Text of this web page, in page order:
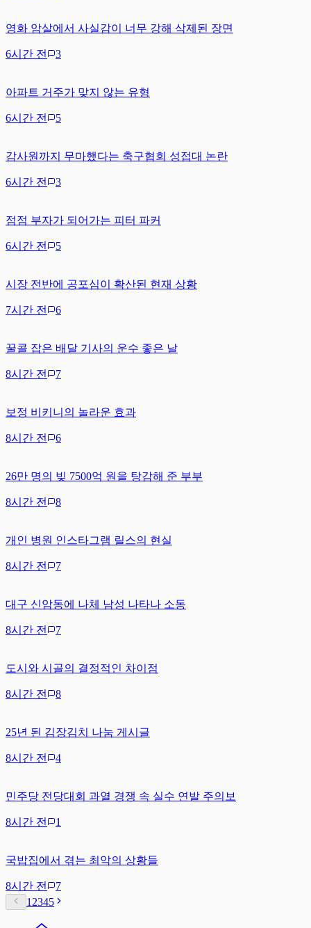
영화 암살에서 사실감이 너무 강해 삭제된 장면
6시간 전 3
아파트 거주가 맞지 않는 유형
6시간 전 5
감사원까지 무마했다는 축구협회 성접대 논란
6시간 전 3
점점 부자가 되어가는 피터 파커
6시간 전 5
시장 전반에 공포심이 확산된 현재 상황
7시간 전 6
꿀콜 잡은 배달 기사의 운수 좋은 날
8시간 전 7
보정 비키니의 놀라운 효과
8시간 전 6
26만 명의 빚 7500억 원을 탕감해 준 부부
8시간 전 8
개인 병원 인스타그램 릴스의 현실
8시간 전 7
대구 신암동에 나체 남성 나타나 소동
8시간 전 7
도시와 시골의 결정적인 차이점
8시간 전 8
25년 된 김장김치 나눔 게시글
8시간 전 4
민주당 전당대회 과열 경쟁 속 실수 연발 주의보
8시간 전 1
국밥집에서 겪는 최악의 상황들
8시간 전
7
1 2345